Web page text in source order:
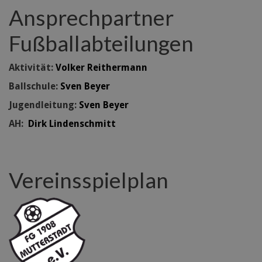
Ansprechpartner
Fußballabteilungen
Aktivität: Volker Reithermann
Ballschule: Sven Beyer
Jugendleitung: Sven Beyer
AH: Dirk Lindenschmitt
Vereinsspielplan